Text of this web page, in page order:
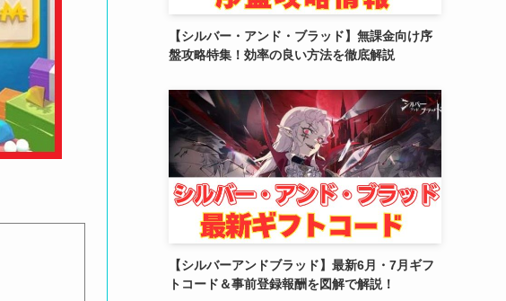
【シルバー・アンド・ブラッド】無課金向け序
盤攻略特集！効率の良い方法を徹底解説
【シルバーアンドブラッド】最新6月・7月ギフ
トコード＆事前登録報酬を図解で解説！